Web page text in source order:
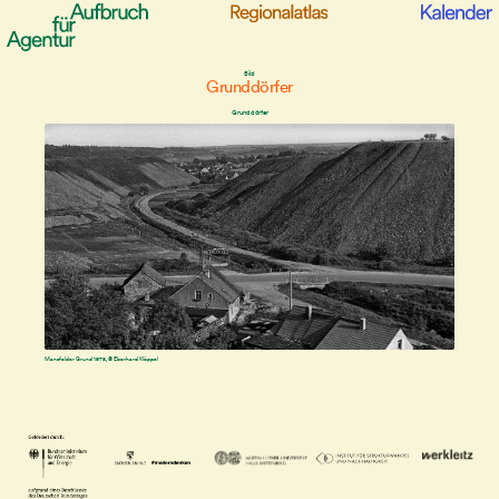
Bild
Grunddörfer
Grunddörfer
Mansfelder Grund 1978, © Eberhard Klöppel